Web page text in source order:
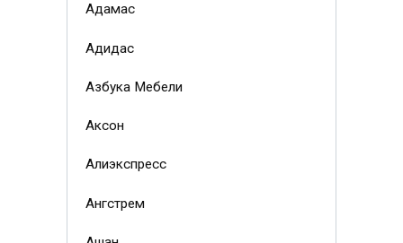
Адамас
Адидас
Азбука Мебели
Аксон
Алиэкспресс
Ангстрем